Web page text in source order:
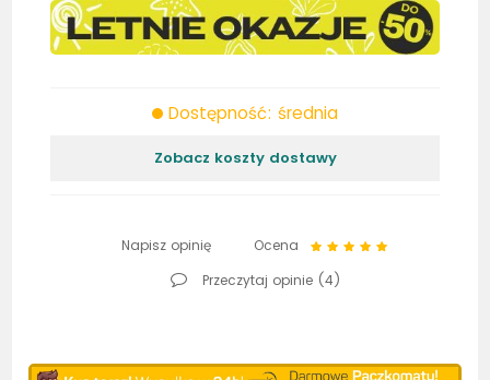
Dostępność: średnia
Zobacz koszty dostawy
Napisz opinię
Ocena
Przeczytaj opinie (4)